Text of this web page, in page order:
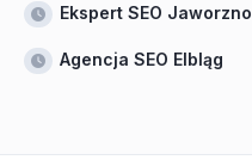
Ekspert SEO Jaworzno
Agencja SEO Elbląg